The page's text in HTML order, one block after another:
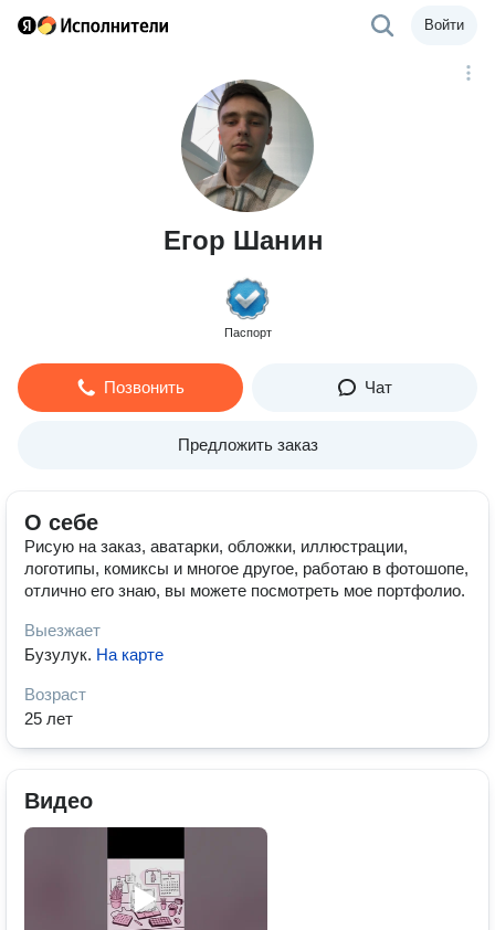
Войти
Егор Шанин
Паспорт
Позвонить Чат
Предложить заказ
О себе
Рисую на заказ, аватарки, обложки, иллюстрации,
логотипы, комиксы и многое другое, работаю в фотошопе,
отлично его знаю, вы можете посмотреть мое портфолио.
Выезжает
Бузулук. На карте
Возраст
25 лет
Видео